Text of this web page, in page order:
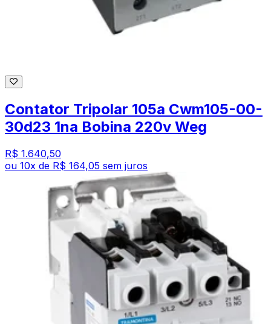
Contator Tripolar 105a Cwm105-00-
30d23 1na Bobina 220v Weg
R$ 1.640,50
ou 10x de R$ 164,05 sem juros